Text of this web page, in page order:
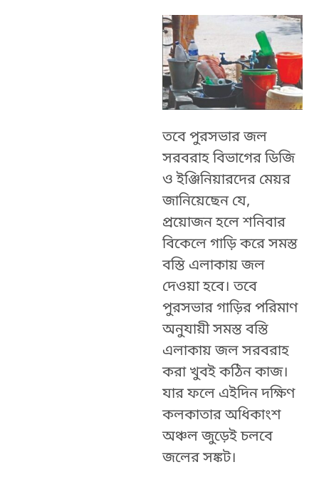
তবে পুরসভার জল
সরবরাহ বিভাগের ডিজি
ও ইঞ্জিনিয়ারদের মেয়র
জানিয়েছেন যে,
প্রয়োজন হলে শনিবার
বিকেলে গাড়ি করে সমস্ত
বস্তি এলাকায় জল
দেওয়া হবে। তবে
পুরসভার গাড়ির পরিমাণ
অনুযায়ী সমস্ত বস্তি
এলাকায় জল সরবরাহ
করা খুবই কঠিন কাজ।
যার ফলে এইদিন দক্ষিণ
কলকাতার অধিকাংশ
অঞ্চল জুড়েই চলবে
জলের সঙ্কট।